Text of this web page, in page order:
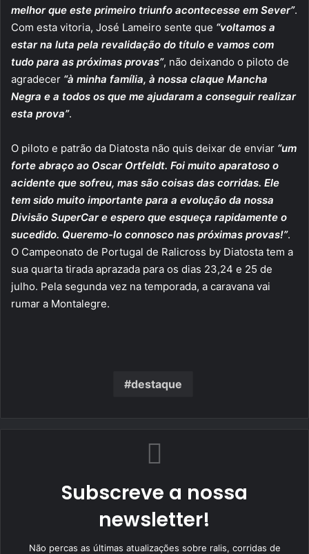
melhor que este primeiro triunfo acontecesse em Sever”.
Com esta vitoria, José Lameiro sente que “voltamos a
estar na luta pela revalidação do título e vamos com
tudo para as próximas provas”, não deixando o piloto de
agradecer “à minha família, à nossa claque Mancha
Negra e a todos os que me ajudaram a conseguir realizar
esta prova”.
O piloto e patrão da Diatosta não quis deixar de enviar “um
forte abraço ao Oscar Ortfeldt. Foi muito aparatoso o
acidente que sofreu, mas são coisas das corridas. Ele
tem sido muito importante para a evolução da nossa
Divisão SuperCar e espero que esqueça rapidamente o
sucedido. Queremo-lo connosco nas próximas provas!”.
O Campeonato de Portugal de Ralicross by Diatosta tem a
sua quarta tirada aprazada para os dias 23,24 e 25 de
julho. Pela segunda vez na temporada, a caravana vai
rumar a Montalegre.
destaque
Subscreve a nossa
newsletter!
Não percas as últimas atualizações sobre ralis, corridas de